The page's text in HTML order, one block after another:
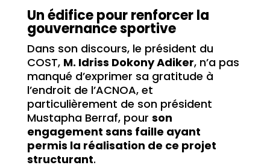
Un édifice pour renforcer la
gouvernance sportive
Dans son discours, le président du
COST, M. Idriss Dokony Adiker, n’a pas
manqué d’exprimer sa gratitude à
l’endroit de l’ACNOA, et
particulièrement de son président
Mustapha Berraf, pour son
engagement sans faille ayant
permis la réalisation de ce projet
structurant.